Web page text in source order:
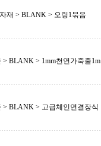
재 > BLANK > 오링1묶음
> BLANK > 1mm천연가죽줄1m
> BLANK > 고급체인연결장식